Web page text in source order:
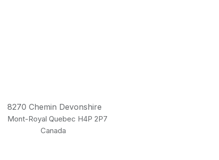
8270 Chemin Devonshire
Mont-Royal Quebec H4P 2P7
Canada